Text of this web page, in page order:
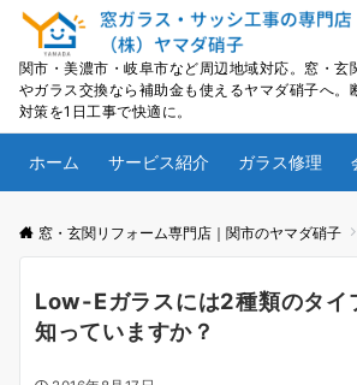
関市・美濃市・岐阜市など周辺地域対応。窓・玄
やガラス交換なら補助金も使えるヤマダ硝子へ。
対策を1日工事で快適に。
ホーム サービス紹介 ガラス修理
窓・玄関リフォーム専門店｜関市のヤマダ硝子
Low-Eガラスには2種類のタイ
知っていますか？